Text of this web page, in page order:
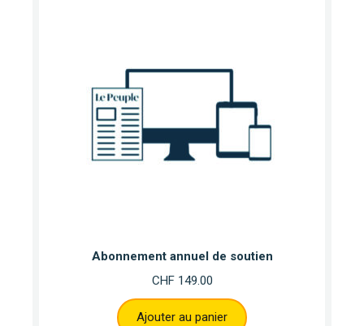
Abonnement annuel de soutien
CHF149.00
Ajouter au panier